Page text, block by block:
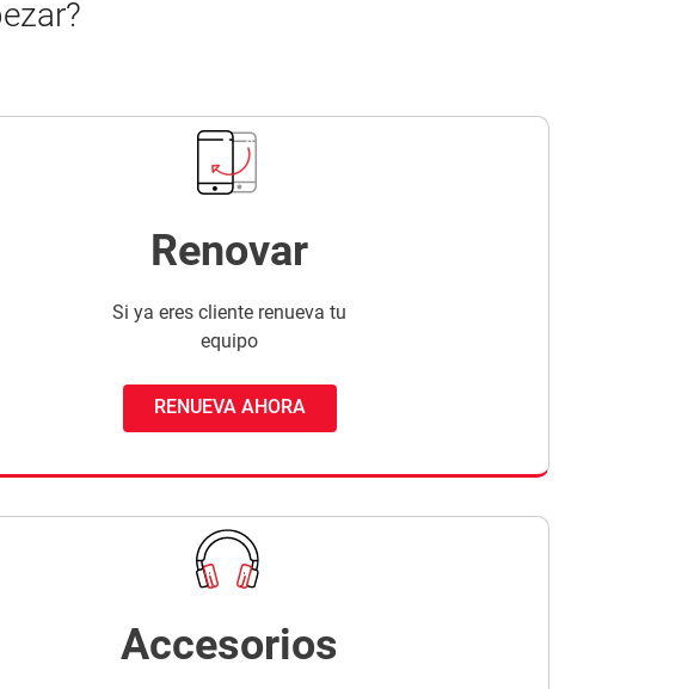
Renovar
Si ya eres cliente renueva tu
equipo
RENUEVA AHORA
Accesorios